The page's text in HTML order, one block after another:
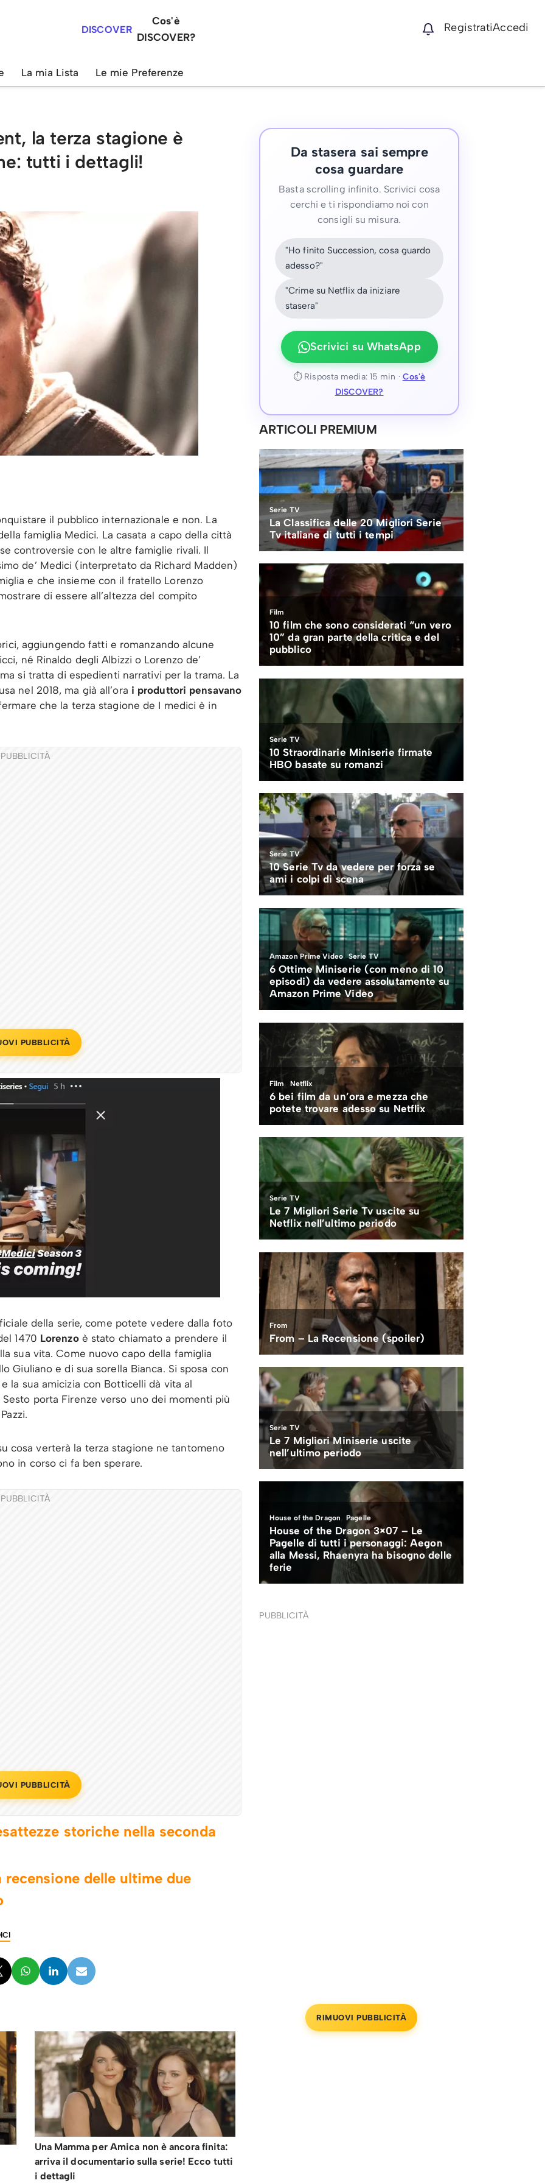
DISCOVER
Cos'è
DISCOVER?
RegistratiAccedi
La mia Lista Le mie Preferenze
la terza stagione è
tutti i dettagli!
il pubblico internazionale e non. La
famiglia Medici. La casata a capo della città
controversie con le altre famiglie rivali. Il
de’ Medici (interpretato da Richard Madden)
e che insieme con il fratello Lorenzo
di essere all’altezza del compito
aggiungendo fatti e romanzando alcune
né Rinaldo degli Albizzi o Lorenzo de’
si tratta di espedienti narrativi per la trama. La
nel 2018, ma già all’ora i produttori pensavano
che la terza stagione de I medici è in
PUBBLICITÀ
PUBBLICITÀ
della serie, come potete vedere dalla foto
1470 Lorenzoè stato chiamato a prendere il
sua vita. Come nuovo capo della famiglia
Giuliano e di sua sorella Bianca. Si sposa con
la sua amicizia con Botticelli dà vita al
porta Firenze verso uno dei momenti più
cosa verterà la terza stagione ne tantomeno
in corso ci fa ben sperare.
PUBBLICITÀ
PUBBLICITÀ
storiche nella seconda
recensione delle ultime due
Una Mamma per Amica non è ancora finita:
arriva il documentario sulla serie! Ecco tutti
i dettagli
Da stasera sai sempre
cosa guardare
Basta scrolling infinito. Scrivici cosa
cerchi e ti rispondiamo noi con
consigli su misura.
"Ho finito Succession, cosa guardo
adesso?"
"Crime su Netflix da iniziare
stasera"
Scrivici su WhatsApp
⏱ Risposta media: 15 min · Cos'è
DISCOVER?
ARTICOLI PREMIUM
PUBBLICITÀ
RIMUOVI PUBBLICITÀ